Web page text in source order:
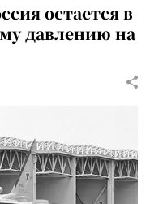
остается в
давлению на